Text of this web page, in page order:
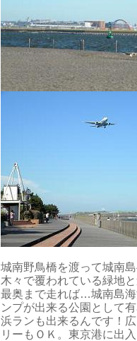
城南野鳥橋を渡って城南
木々で覆われている緑地
最奥まで走れば…城南島
ンプが出来る公園として
浜ランも出来るんです！
リーもＯＫ。東京港に出